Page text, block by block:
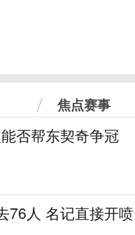
焦点赛事
否帮东契奇争冠
76人 名记直接开喷